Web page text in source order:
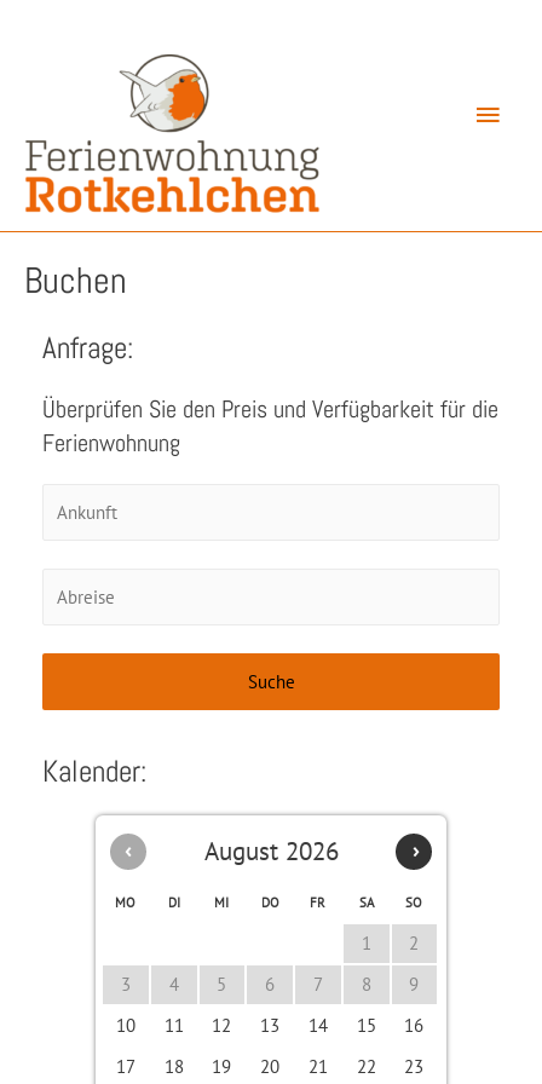
Buchen
Anfrage:
Überprüfen Sie den Preis und Verfügbarkeit für die
Ferienwohnung
Kalender:
‹ ›
August 2026
MO DI MI DO FR SA SO
1
2
3
4 5 6 7 8
9
10
11 12 13 14 15
16
17
18 19 20 21 22 23